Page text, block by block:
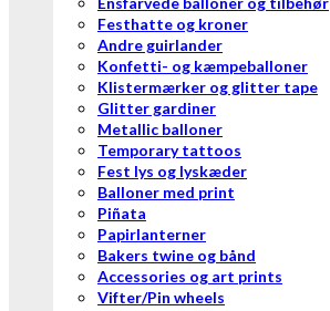
Festhatte og kroner
Andre guirlander
Konfetti- og kæmpeballoner
Klistermærker og glitter tape
Glitter gardiner
Metallic balloner
Temporary tattoos
Fest lys og lyskæder
Balloner med print
Piñata
Papirlanterner
Bakers twine og bånd
Accessories og art prints
Vifter/Pin wheels